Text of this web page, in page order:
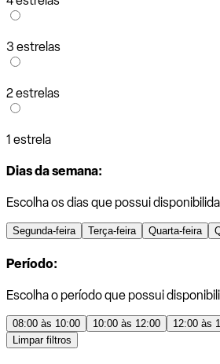
3 estrelas
2 estrelas
1 estrela
Dias da semana:
Escolha os dias que possui
Segunda-feira Terça-feira Quarta-feira
Período:
Escolha o período que possui
08:00 às 10:00 10:00 às 12:00 12:00 às
Limpar filtros